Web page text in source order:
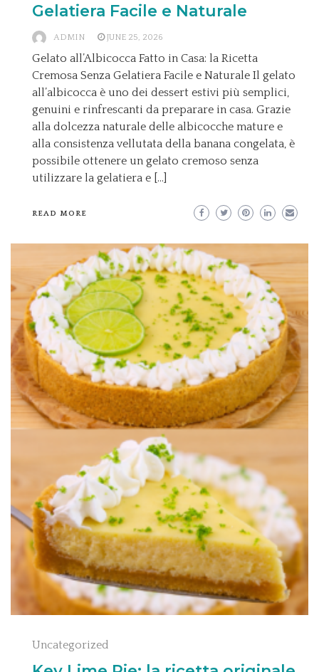
Gelatiera Facile e Naturale
ADMIN JUNE 25, 2026
Gelato all’Albicocca Fatto in Casa: la Ricetta
Cremosa Senza Gelatiera Facile e Naturale Il gelato
all’albicocca è uno dei dessert estivi più semplici,
genuini e rinfrescanti da preparare in casa. Grazie
alla dolcezza naturale delle albicocche mature e
alla consistenza vellutata della banana congelata, è
possibile ottenere un gelato cremoso senza
utilizzare la gelatiera e […]
READ MORE
Uncategorized